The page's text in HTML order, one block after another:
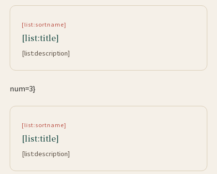
[list:sortname]
[list:title]
[list:description]
num=3}
[list:sortname]
[list:title]
[list:description]